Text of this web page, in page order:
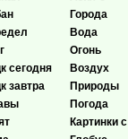
сегодня
завтра
Города
Вода
Огонь
Воздух
Природы
Погода
Картинки с